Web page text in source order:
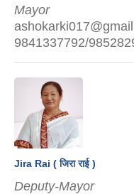
Mayor
9841337792/
Jira Rai ( जिरा राई )
Deputy-Mayor